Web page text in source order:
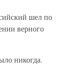
шел по
верного
никогда.